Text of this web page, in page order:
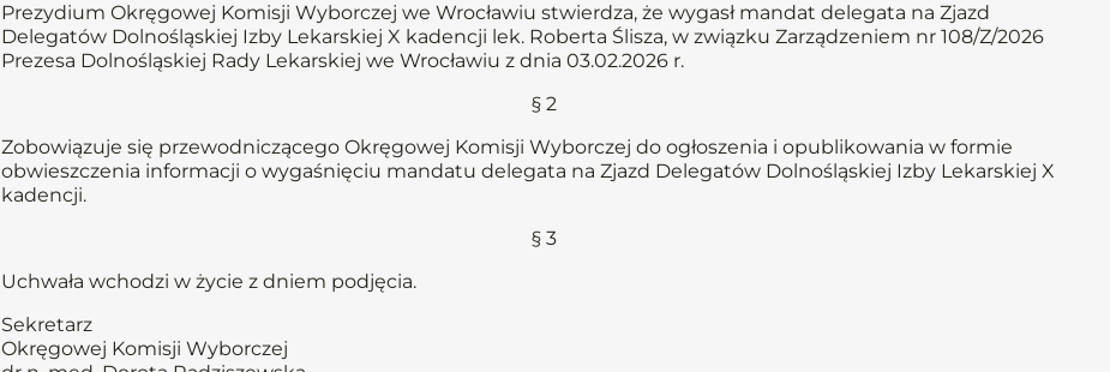
Prezydium Okręgowej Komisji Wyborczej we Wrocławiu stwierdza, że wygasł mandat delegata na Zjazd
Delegatów Dolnośląskiej Izby Lekarskiej X kadencji lek. Roberta Ślisza, w związku Zarządzeniem nr 108/Z/2026
Prezesa Dolnośląskiej Rady Lekarskiej we Wrocławiu z dnia 03.02.2026 r.
§ 2
Zobowiązuje się przewodniczącego Okręgowej Komisji Wyborczej do ogłoszenia i opublikowania w formie
obwieszczenia informacji o wygaśnięciu mandatu delegata na Zjazd Delegatów Dolnośląskiej Izby Lekarskiej X
kadencji.
§ 3
Uchwała wchodzi w życie z dniem podjęcia.
Sekretarz
Okręgowej Komisji Wyborczej